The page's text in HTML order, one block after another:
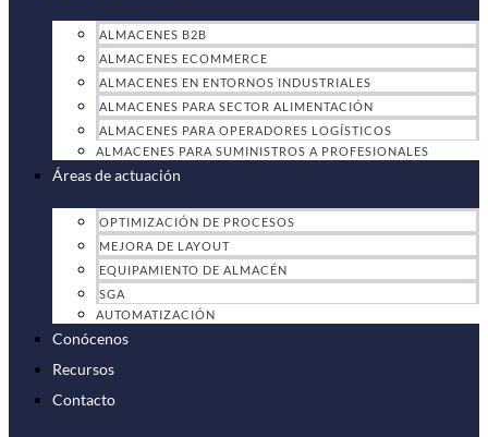
ALMACENES B2B
ALMACENES ECOMMERCE
ALMACENES EN ENTORNOS INDUSTRIALES
ALMACENES PARA SECTOR ALIMENTACIÓN
ALMACENES PARA OPERADORES LOGÍSTICOS
ALMACENES PARA SUMINISTROS A PROFESIONALES
Áreas de actuación
OPTIMIZACIÓN DE PROCESOS
MEJORA DE LAYOUT
EQUIPAMIENTO DE ALMACÉN
SGA
AUTOMATIZACIÓN
Conócenos
Recursos
Contacto